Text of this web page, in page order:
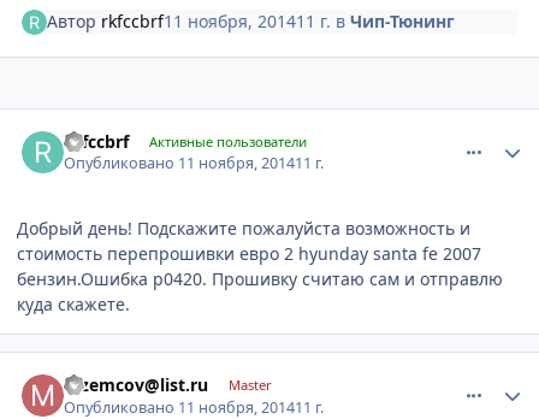
Автор rkfccbrf11 ноября, 201411 г. вЧип-Тюнинг
rkfccbrf Активные пользователи
Опубликовано 11 ноября, 201411 г.
Добрый день! Подскажите пожалуйста возможность и
стоимость перепрошивки евро 2 hyunday santa fe 2007
бензин.Ошибка p0420. Прошивку считаю сам и отправлю
куда скажете.
mzemcov@list.ru Master
Опубликовано 11 ноября, 201411 г.